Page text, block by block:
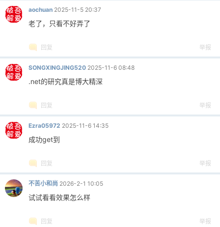
aochuan 2025-11-5 20:37
老了，只看不好弄了
回复 举报
SONGXINGJING520 2025-11-6 08:48
.net的研究真是博大精深
回复 举报
Ezra05972 2025-11-6 14:35
成功get到
回复 举报
不苦小和尚 2026-2-1 10:05
试试看看效果怎么样
回复 举报